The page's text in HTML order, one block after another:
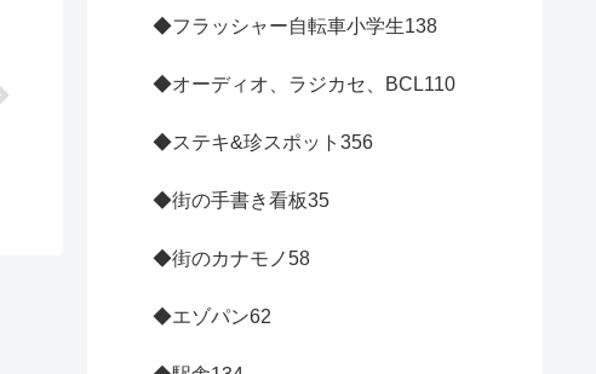
◆フラッシャー自転車小学生138
◆オーディオ、ラジカセ、BCL110
◆ステキ&珍スポット 356
◆街の手書き看板35
◆街のカナモノ58
◆エゾパン62